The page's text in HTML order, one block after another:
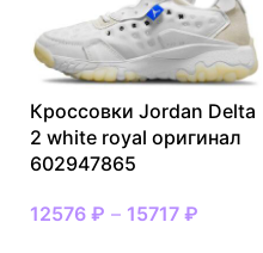
Кроссовки Jordan Delta
2 white royal оригинал
602947865
12576 ₽ – 15717 ₽